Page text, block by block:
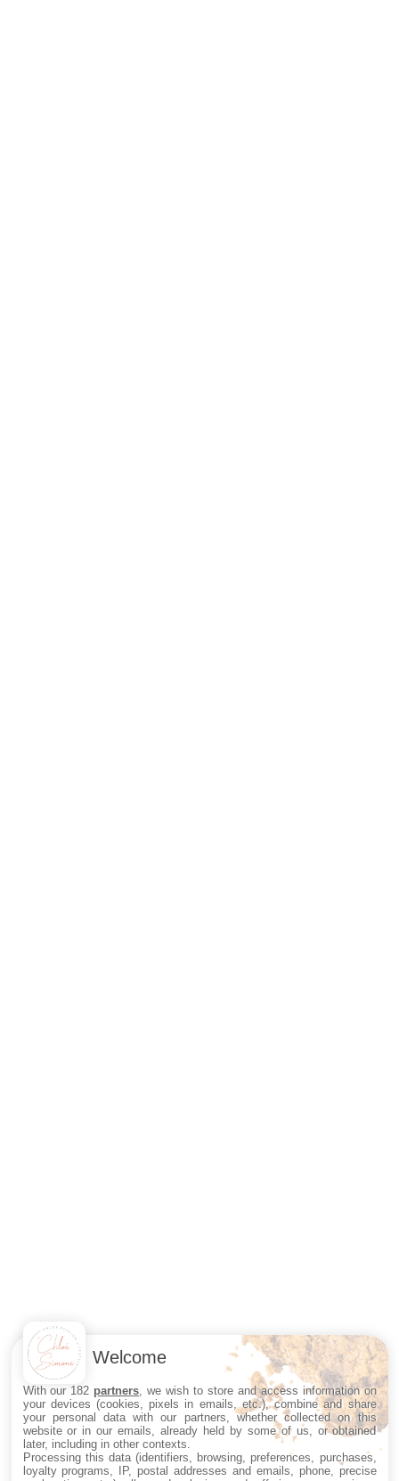
Welcome
With our 182 partners , we wish to store and access information on
your devices (cookies, pixels in emails, etc.), combine and share
your personal data with our partners, whether collected on this
website or in our emails, already held by some of us, or obtained
later, including in other contexts.
Processing this data (identifiers, browsing, preferences, purchases,
loyalty programs, IP, postal addresses and emails, phone, precise